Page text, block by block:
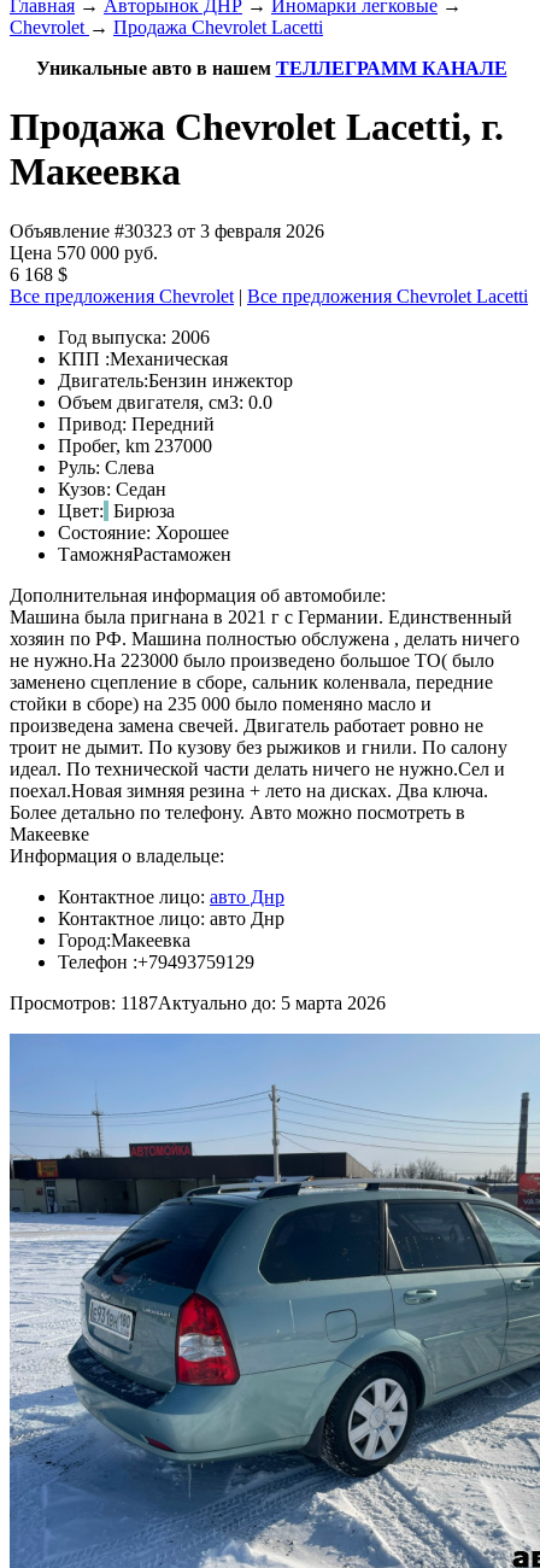
Главная → Авторынок ДНР → Иномарки легковые →
Chevrolet → Продажа Chevrolet Lacetti
Уникальные авто в нашем ТЕЛЛЕГРАММ КАНАЛЕ
Продажа Chevrolet Lacetti, г.
Макеевка
Объявление #30323 от 3 февраля 2026
Цена 570 000 руб.
6 168 $
Все предложения Chevrolet | Все предложения Chevrolet Lacetti
Год выпуска: 2006
КПП :Механическая
Двигатель:Бензин инжектор
Объем двигателя, см3: 0.0
Привод: Передний
Пробег, km 237000
Руль: Слева
Кузов: Седан
Цвет: Бирюза
Состояние: Хорошее
ТаможняРастаможен
Дополнительная информация об автомобиле:
Машина была пригнана в 2021 г с Германии. Единственный
хозяин по РФ. Машина полностью обслужена , делать ничего
не нужно.На 223000 было произведено большое ТО( было
заменено сцепление в сборе, сальник коленвала, передние
стойки в сборе) на 235 000 было поменяно масло и
произведена замена свечей. Двигатель работает ровно не
троит не дымит. По кузову без рыжиков и гнили. По салону
идеал. По технической части делать ничего не нужно.Сел и
поехал.Новая зимняя резина + лето на дисках. Два ключа.
Более детально по телефону. Авто можно посмотреть в
Макеевке
Информация о владельце:
Контактное лицо: авто Днр
Контактное лицо: авто Днр
Город:Макеевка
Телефон :+79493759129
Просмотров: 1187Актуально до: 5 марта 2026